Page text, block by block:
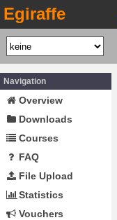
Egiraffe
Navigation
Overview
Downloads
Courses
FAQ
File Upload
Statistics
Vouchers